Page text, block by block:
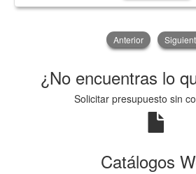
Anterior
¿No encuentras lo
Solicitar presupuesto sin
Catálogos